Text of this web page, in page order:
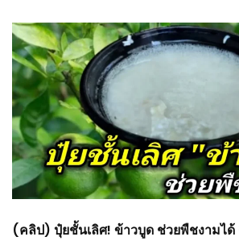
(คลิป) ปุ๋ยชั้นเลิศ! ข้าวบูด ช่วยพืชงามได้